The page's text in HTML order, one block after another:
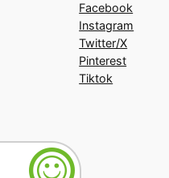
Facebook
Instagram
Twitter/X
Pinterest
Tiktok